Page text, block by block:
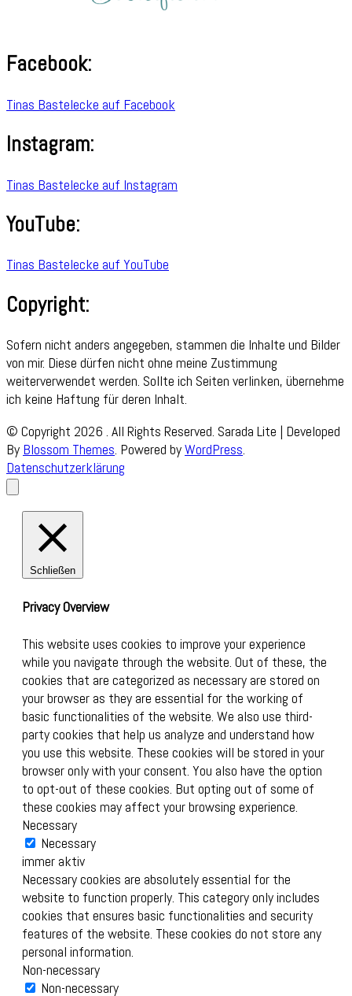
Facebook:
Tinas Bastelecke auf Facebook
Instagram:
Tinas Bastelecke auf Instagram
YouTube:
Tinas Bastelecke auf YouTube
Copyright:
Sofern nicht anders angegeben, stammen die Inhalte und Bilder
von mir. Diese dürfen nicht ohne meine Zustimmung
weiterverwendet werden. Sollte ich Seiten verlinken, übernehme
ich keine Haftung für deren Inhalt.
© Copyright 2026 . All Rights Reserved. Sarada Lite | Developed
By Blossom Themes. Powered byWordPress.
Datenschutzerklärung
Schließen
Privacy Overview
This website uses cookies to improve your experience
while you navigate through the website. Out of these, the
cookies that are categorized as necessary are stored on
your browser as they are essential for the working of
basic functionalities of the website. We also use third-
party cookies that help us analyze and understand how
you use this website. These cookies will be stored in your
browser only with your consent. You also have the option
to opt-out of these cookies. But opting out of some of
these cookies may affect your browsing experience.
Necessary
Necessary
immer aktiv
Necessary cookies are absolutely essential for the
website to function properly. This category only includes
cookies that ensures basic functionalities and security
features of the website. These cookies do not store any
personal information.
Non-necessary
Non-necessary